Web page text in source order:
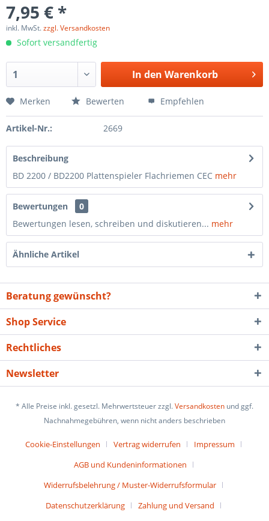
7,95 € *
inkl. MwSt.zzgl. Versandkosten
Sofort versandfertig
In den Warenkorb
Merken Bewerten Empfehlen
Artikel-Nr.: 2669
Beschreibung
BD 2200 / BD2200 Plattenspieler Flachriemen CEC mehr
Bewertungen
0
Bewertungen lesen, schreiben und diskutieren... mehr
Ähnliche Artikel
Beratung gewünscht?
Shop Service
Rechtliches
Newsletter
* Alle Preise inkl. gesetzl. Mehrwertsteuer zzgl.Versandkosten und ggf.
Nachnahmegebühren, wenn nicht anders beschrieben
Cookie-Einstellungen Vertrag widerrufen
Impressum
AGB und Kundeninformationen
Widerrufsbelehrung / Muster-Widerrufsformular
Datenschutzerklärung
Zahlung und Versand